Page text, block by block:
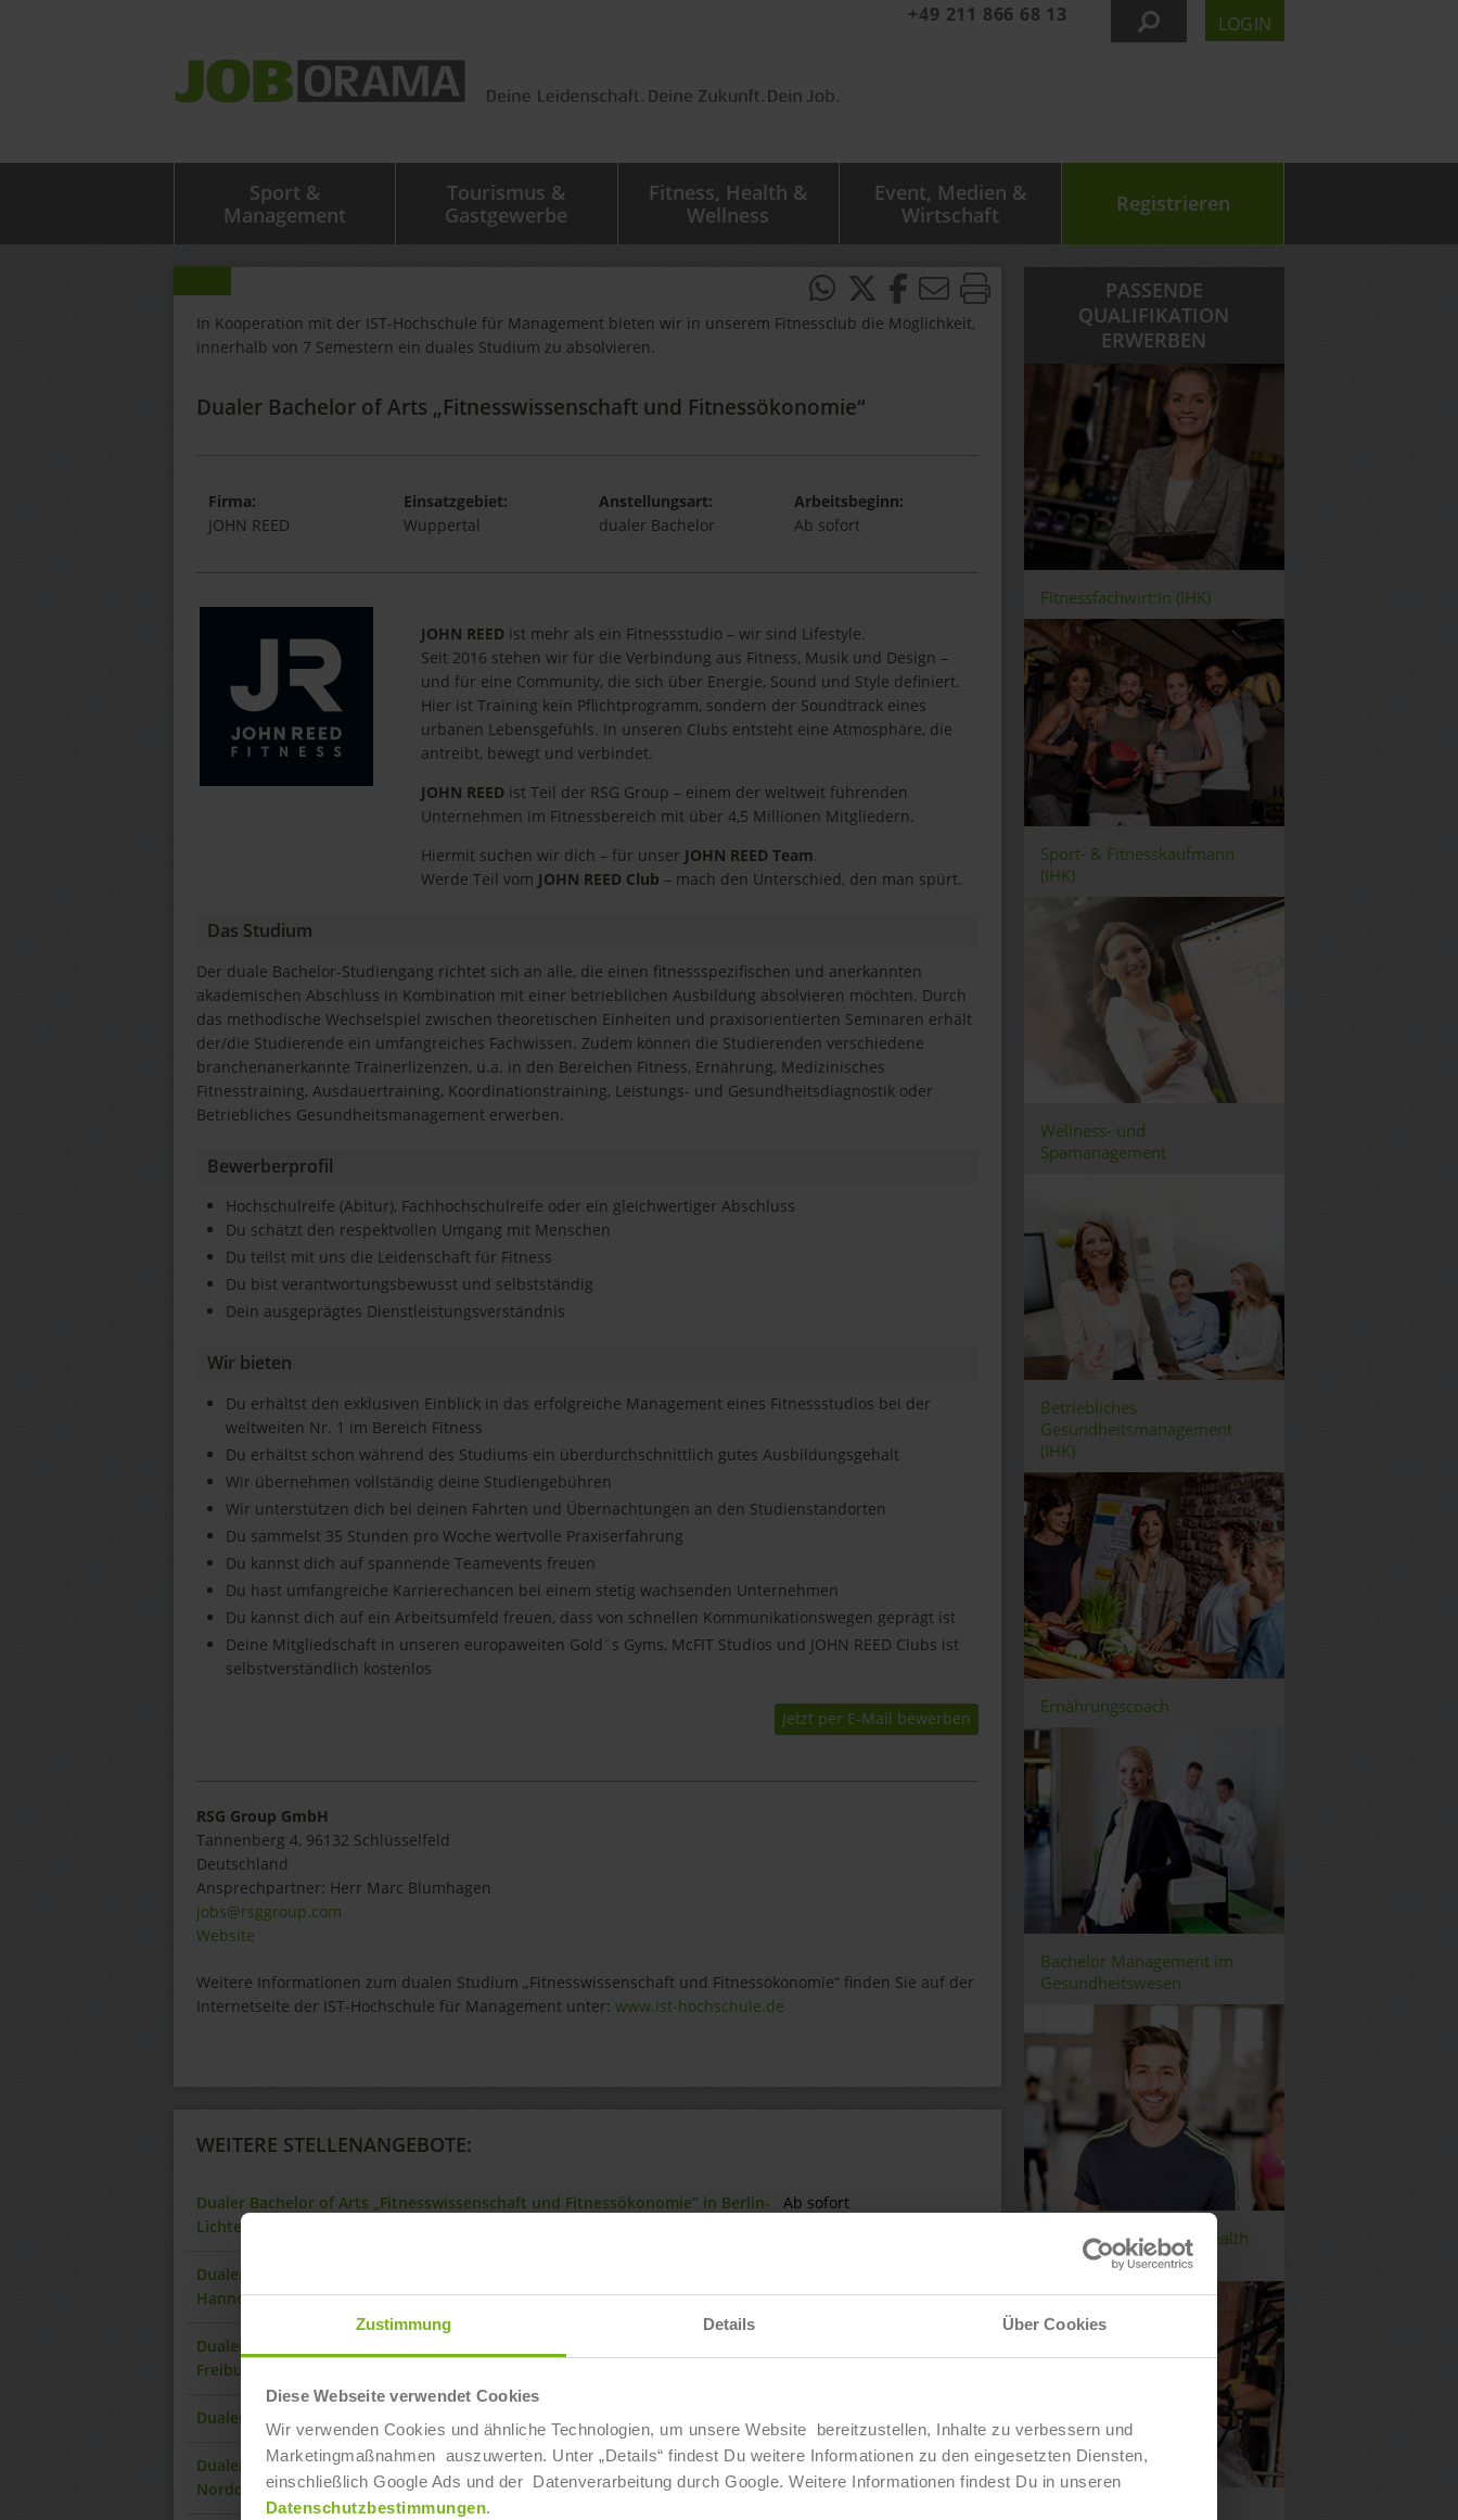
Zustimmung Details Über Cookies
Diese Webseite verwendet Cookies
Wir verwenden Cookies und ähnliche Technologien, um unsere Website bereitzustellen, Inhalte zu verbessern und
Marketingmaßnahmen auszuwerten. Unter „Details“ findest Du weitere Informationen zu den eingesetzten Diensten,
einschließlich Google Ads und der Datenverarbeitung durch Google. Weitere Informationen findest Du in unseren
Datenschutzbestimmungen.
+49 211 866 68 13 LOGIN
Sport &
Management
Tourismus &
Gastgewerbe
Fitness, Health &
Wellness
Event, Medien &
Wirtschaft
Registrieren
In Kooperation mit der IST-Hochschule für Management bieten wir in unserem Fitnessclub die Möglichkeit,
innerhalb von 7 Semestern ein duales Studium zu absolvieren.
Dualer Bachelor of Arts „Fitnesswissenschaft und Fitnessökonomie“
Firma:
JOHN REED
Einsatzgebiet:
Wuppertal
Anstellungsart:
dualer Bachelor
Arbeitsbeginn:
Ab sofort
JOHN REED ist mehr als ein Fitnessstudio – wir sind Lifestyle.
Seit 2016 stehen wir für die Verbindung aus Fitness, Musik und Design –
und für eine Community, die sich über Energie, Sound und Style definiert.
Hier ist Training kein Pflichtprogramm, sondern der Soundtrack eines
urbanen Lebensgefühls. In unseren Clubs entsteht eine Atmosphäre, die
antreibt, bewegt und verbindet.
JOHN REED ist Teil der RSG Group – einem der weltweit führenden
Unternehmen im Fitnessbereich mit über 4,5 Millionen Mitgliedern.
Hiermit suchen wir dich – für unser JOHN REED Team.
Werde Teil vom JOHN REED Club – mach den Unterschied, den man spürt.
Das Studium
Der duale Bachelor-Studiengang richtet sich an alle, die einen fitnessspezifischen und anerkannten
akademischen Abschluss in Kombination mit einer betrieblichen Ausbildung absolvieren möchten. Durch
das methodische Wechselspiel zwischen theoretischen Einheiten und praxisorientierten Seminaren erhält
der/die Studierende ein umfangreiches Fachwissen. Zudem können die Studierenden verschiedene
branchenanerkannte Trainerlizenzen, u.a. in den Bereichen Fitness, Ernährung, Medizinisches
Fitnesstraining, Ausdauertraining, Koordinationstraining, Leistungs- und Gesundheitsdiagnostik oder
Betriebliches Gesundheitsmanagement erwerben.
Bewerberprofil
Hochschulreife (Abitur), Fachhochschulreife oder ein gleichwertiger Abschluss
Du schätzt den respektvollen Umgang mit Menschen
Du teilst mit uns die Leidenschaft für Fitness
Du bist verantwortungsbewusst und selbstständig
Dein ausgeprägtes Dienstleistungsverständnis
Wir bieten
Du erhältst den exklusiven Einblick in das erfolgreiche Management eines Fitnessstudios bei der
weltweiten Nr. 1 im Bereich Fitness
Du erhältst schon während des Studiums ein überdurchschnittlich gutes Ausbildungsgehalt
Wir übernehmen vollständig deine Studiengebühren
Wir unterstützen dich bei deinen Fahrten und Übernachtungen an den Studienstandorten
Du sammelst 35 Stunden pro Woche wertvolle Praxiserfahrung
Du kannst dich auf spannende Teamevents freuen
Du hast umfangreiche Karrierechancen bei einem stetig wachsenden Unternehmen
Du kannst dich auf ein Arbeitsumfeld freuen, dass von schnellen Kommunikationswegen geprägt ist
Deine Mitgliedschaft in unseren europaweiten Gold´s Gyms, McFIT Studios und JOHN REED Clubs ist
selbstverständlich kostenlos
Jetzt per E-Mail bewerben
RSG Group GmbH
Tannenberg 4, 96132 Schlüsselfeld
Deutschland
Ansprechpartner: Herr Marc Blumhagen
jobs@rsggroup.com
Website
Weitere Informationen zum dualen Studium „Fitnesswissenschaft und Fitnessökonomie“ finden Sie auf der
Internetseite der IST-Hochschule für Management unter: www.ist-hochschule.de
WEITERE STELLENANGEBOTE:
Dualer Bachelor of Arts „Fitnesswissenschaft und Fitnessökonomie“ in Berlin-
Lichtenberg
Ab sofort
Dualer Bachelor of Arts „Fitnesswissenschaft und Fitnessökonomie“ in
Hannover-Hauptgüterbahnhof
Dualer Bachelor of Arts „Fitnesswissenschaft und Fitnessökonomie“ in
Freiburg
Dualer Bachelor of Arts „Fitnesswissenschaft und Fitnessökonomie“ in Mainz
Dualer Bachelor of Arts „Fitnesswissenschaft und Fitnessökonomie“ in Aachen-
Nordost
Ab sofort
PASSENDE
QUALIFIKATION
ERWERBEN
Fitnessfachwirt:in (IHK)
Sport- & Fitnesskaufmann
(IHK)
Wellness- und
Spamanagement
Betriebliches
Gesundheitsmanagement
(IHK)
Ernährungscoach
Bachelor Management im
Gesundheitswesen
Bachelor Fitness and Health
Management